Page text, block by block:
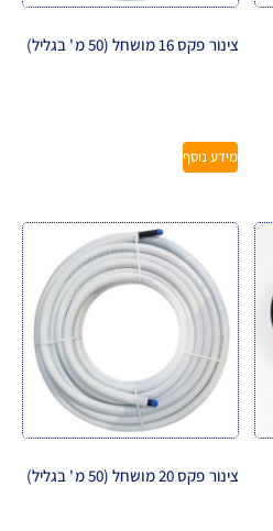
צינור פקס 16 מושחל (50 מ' בגליל)
מידע נוסף
צינור פקס 20 מושחל (50 מ' בגליל)